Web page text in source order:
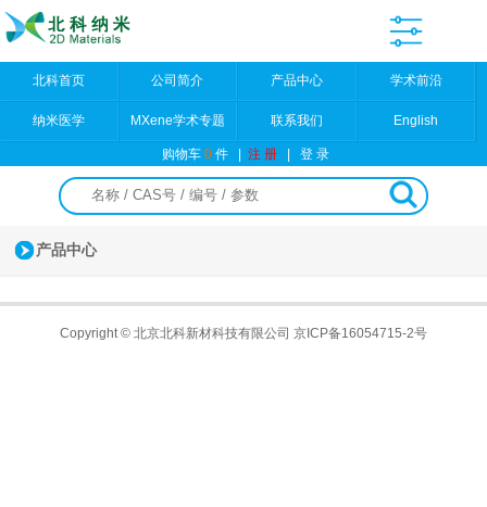
北科首页 公司简介 产品中心 学术前沿
纳米医学 MXene学术专题 联系我们 English
购物车0件 |注 册 |登 录
产品中心
Copyright © 北京北科新材科技有限公司 京ICP备16054715-2号